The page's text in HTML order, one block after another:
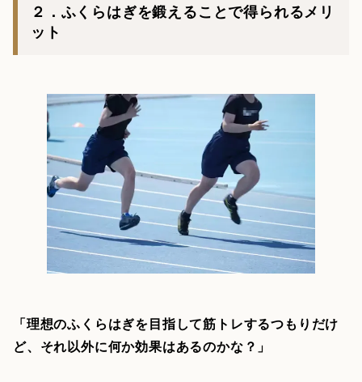
２．ふくらはぎを鍛えることで得られるメリ
ット
「理想のふくらはぎを目指して筋トレするつもりだけ
ど、それ以外に何か効果はあるのかな？」